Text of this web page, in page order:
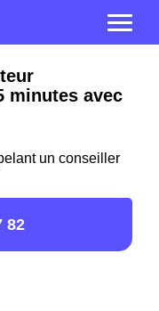
minutes avec
un conseiller
82